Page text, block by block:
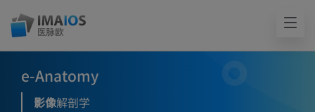
e-Anatomy
影像解剖学